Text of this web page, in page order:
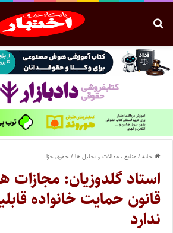
خانه/منابع ، مقالات و تحلیل ها/حقوق جزا
استاد گلدوزیان:
قانون حمایت خانواده
ندارد